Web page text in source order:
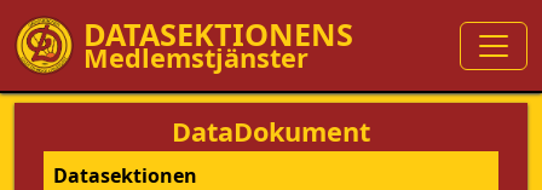
DATASEKTIONENS
Medlemstjänster
DataDokument
Datasektionen